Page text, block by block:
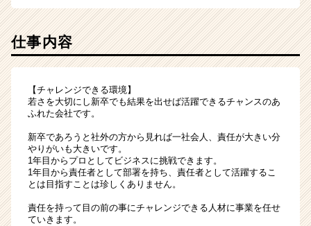
キ
ア
（CheerCareer）
仕事内容
【チャレンジできる環境】
若さを大切にし新卒でも結果を出せば活躍できるチャンスのあ
ふれた会社です。
新卒であろうと社外の方から見れば一社会人、責任が大きい分
やりがいも大きいです。
1年目からプロとしてビジネスに挑戦できます。
1年目から責任者として部署を持ち、責任者として活躍するこ
とは目指すことは珍しくありません。
責任を持って目の前の事にチャレンジできる人材に事業を任せ
ていきます。